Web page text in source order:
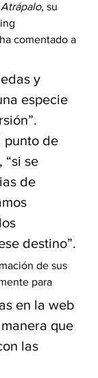
Atrápalo, su
comentado a
y
especie
punto de
“si se
de
destino”.
de sus
para
en la web
que
las